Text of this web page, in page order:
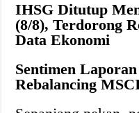
IHSG Ditutup
(8/8), Terdorong
Data Ekonomi
Sentimen
Rebalancing